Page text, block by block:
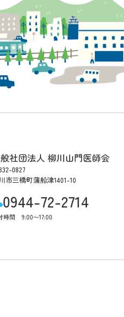
社団法人 柳川山門医師会
0827
市三橋町蒲船津1401-10
0944-72-2714
時間 9:00〜17:00